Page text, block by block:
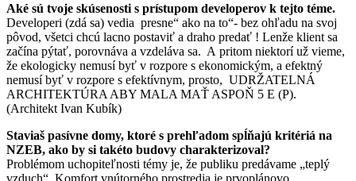
Aké sú tvoje skúsenosti s prístupom developerov k tejto téme.
Developeri (zdá sa) vedia presne“ ako na to“- bez ohľadu na svoj
pôvod, všetci chcú lacno postaviť a draho predať ! Lenže klient sa
začína pýtať, porovnáva a vzdeláva sa. A pritom niektorí už vieme,
že ekologicky nemusí byť v rozpore s ekonomickým, a efektný
nemusí byť v rozpore s efektívnym, prosto, UDRŽATELNÁ
ARCHITEKTÚRA ABY MALA MAŤ ASPOŇ 5 E (P).
(Architekt Ivan Kubík)
Staviaš pasívne domy, ktoré s prehľadom spĺňajú kritériá na
NZEB, ako by si takéto budovy charakterizoval?
Problémom uchopiteľnosti témy je, že publiku predávame „teplý
vzduch“. Komfort vnútorného prostredia je prvoplánovo